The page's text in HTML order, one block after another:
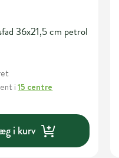
36x21,5 cm petrol
i15 centre
i kurv